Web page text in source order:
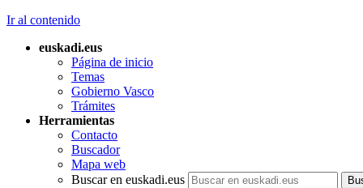
Ir al contenido
euskadi.eus
Página de inicio
Temas
Gobierno Vasco
Trámites
Herramientas
Contacto
Buscador
Mapa web
Buscar en euskadi.eus